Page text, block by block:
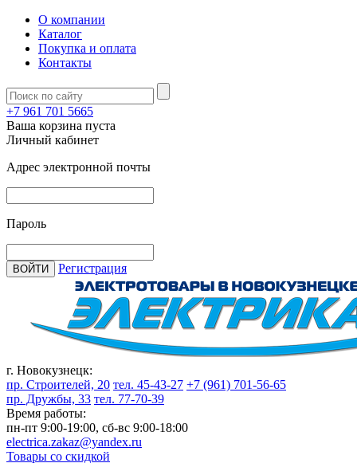
О компании
Каталог
Покупка и оплата
Контакты
+7 961 701 5665
Ваша корзина пуста
Личный кабинет
Адрес электронной почты
Пароль
ВОЙТИ Регистрация
г. Новокузнецк:
пр. Строителей, 20 тел. 45-43-27 +7 (961) 701-56-65
пр. Дружбы, 33 тел. 77-70-39
Время работы:
пн-пт 9:00-19:00, сб-вс 9:00-18:00
electrica.zakaz@yandex.ru
Товары со скидкой